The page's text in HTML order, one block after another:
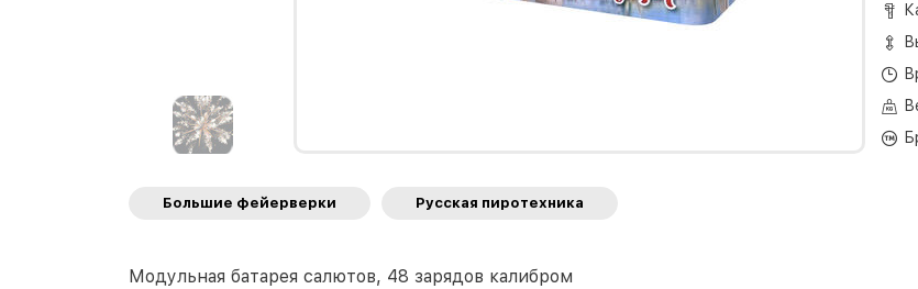
Большие фейерверки Русская пиротехника
Модульная батарея салютов, 48 зарядов калибром